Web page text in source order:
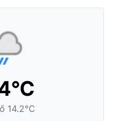
14.2°C